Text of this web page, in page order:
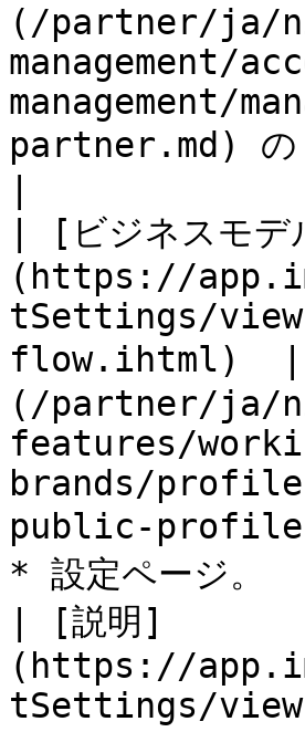
(/partner/ja/
management/
management/
partner.md) の
| [ビジネスモデ
(https://
tSettings/
flow.ihtml)  |
(/partner/ja/
features/
brands/profile-
public-
* 設定ペー
| [説明]
(https://
tSettings/